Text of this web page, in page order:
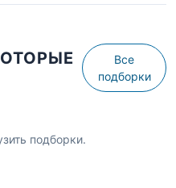
Все
подборки
подборки.